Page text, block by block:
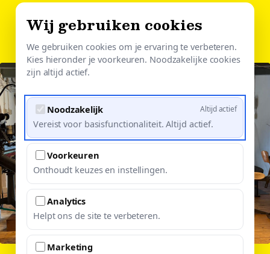
Skip
content
Menu
Wij gebruiken cookies
We gebruiken cookies om je ervaring te verbeteren.
Kies hieronder je voorkeuren. Noodzakelijke cookies
zijn altijd actief.
Noodzakelijk Altijd actief
Vereist voor basisfunctionaliteit. Altijd actief.
Voorkeuren
Onthoudt keuzes en instellingen.
Analytics
Helpt ons de site te verbeteren.
Marketing